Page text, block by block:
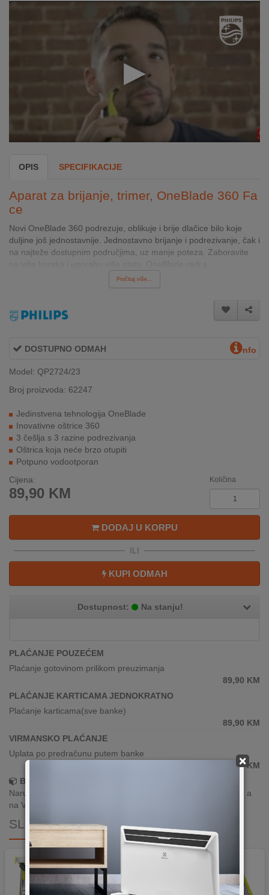
MOJ
BRENDOVI
NOVO
U
PONUDI
KUPOVINA
NA
I
SERVIS
O
NAMA
KATALOZI
KAKO
KUPITI?
KUPOVINA
ENERGETSKE
×
OPIS SPECIFIKACIJE
Aparat za brijanje, trimer, OneBlade 360 Fa
ce
Novi OneBlade 360 podrezuje, oblikuje i brije dlačice bilo koje
duljine još jednostavnije. Jednostavno brijanje i podrezivanje, čak i
na najteže dostupnim područjima, uz manje poteza. Zaboravite
Pročitaj više...
DOSTUPNO ODMAH nfo
Model: QP2724/23
Broj proizvoda: 62247
Jedinstvena tehnologija OneBlade
Inovativne oštrice 360
3 češlja s 3 razine podrezivanja
Oštrica koja neće brzo otupiti
Potpuno vodootporan
Cijena:
89,90 KM
Količina
DODAJ U KORPU
ILI
KUPI ODMAH
Dostupnost: Na stanju!
PLAĆANJE POUZEĆEM
Plaćanje gotovinom prilikom preuzimanja
89,90 KM
PLAĆANJE KARTICAMA JEDNOKRATNO
Plaćanje karticama(sve banke)
89,90 KM
VIRMANSKO PLAĆANJE
Uplata po predračunu putem banke
89,90KM
Brza dostava!
Narudžbe zaprimljene radnim danima do 13h šaljemo isti dan, a
na Vašoj adresi paket je već za 24–48h.
SLIČNI PROIZVODI